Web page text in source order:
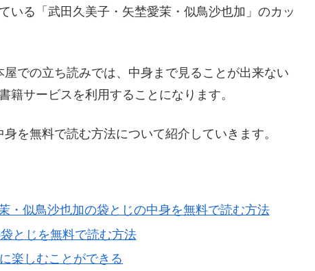
いる「武田久美子・矢埜愛茉・似鳥沙也加」のカッ
での立ち読みでは、中身まで見ることが出来ない
サービスを利用することになります。
を無料で読む方法について紹介していきます。
・似鳥沙也加の袋とじの中身を無料で読む方法
とじを無料で読む方法
楽しむことができる